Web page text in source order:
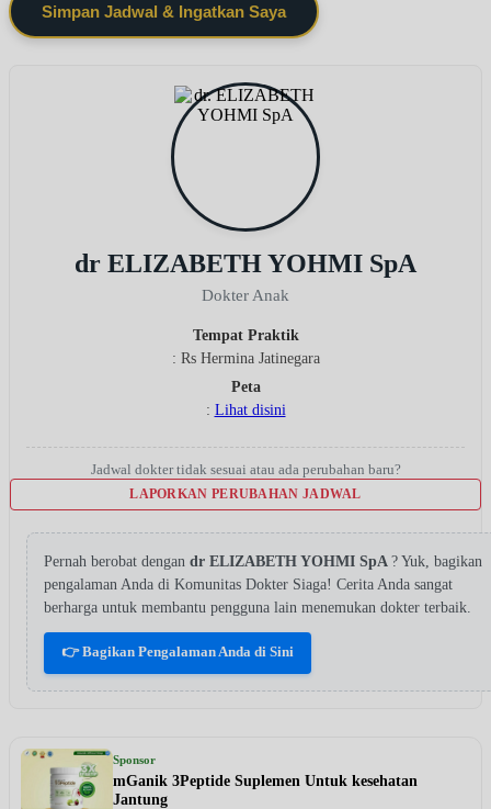
Simpan Jadwal & Ingatkan Saya
dr ELIZABETH YOHMI SpA
Dokter Anak
Tempat Praktik
: Rs Hermina Jatinegara
Peta
: Lihat disini
Jadwal dokter tidak sesuai atau ada perubahan baru?
LAPORKAN PERUBAHAN JADWAL
Pernah berobat dengan dr ELIZABETH YOHMI SpA ? Yuk, bagikan
pengalaman Anda di Komunitas Dokter Siaga! Cerita Anda sangat
berharga untuk membantu pengguna lain menemukan dokter terbaik.
👉 Bagikan Pengalaman Anda di Sini
Sponsor
mGanik 3Peptide Suplemen Untuk kesehatan
Jantung